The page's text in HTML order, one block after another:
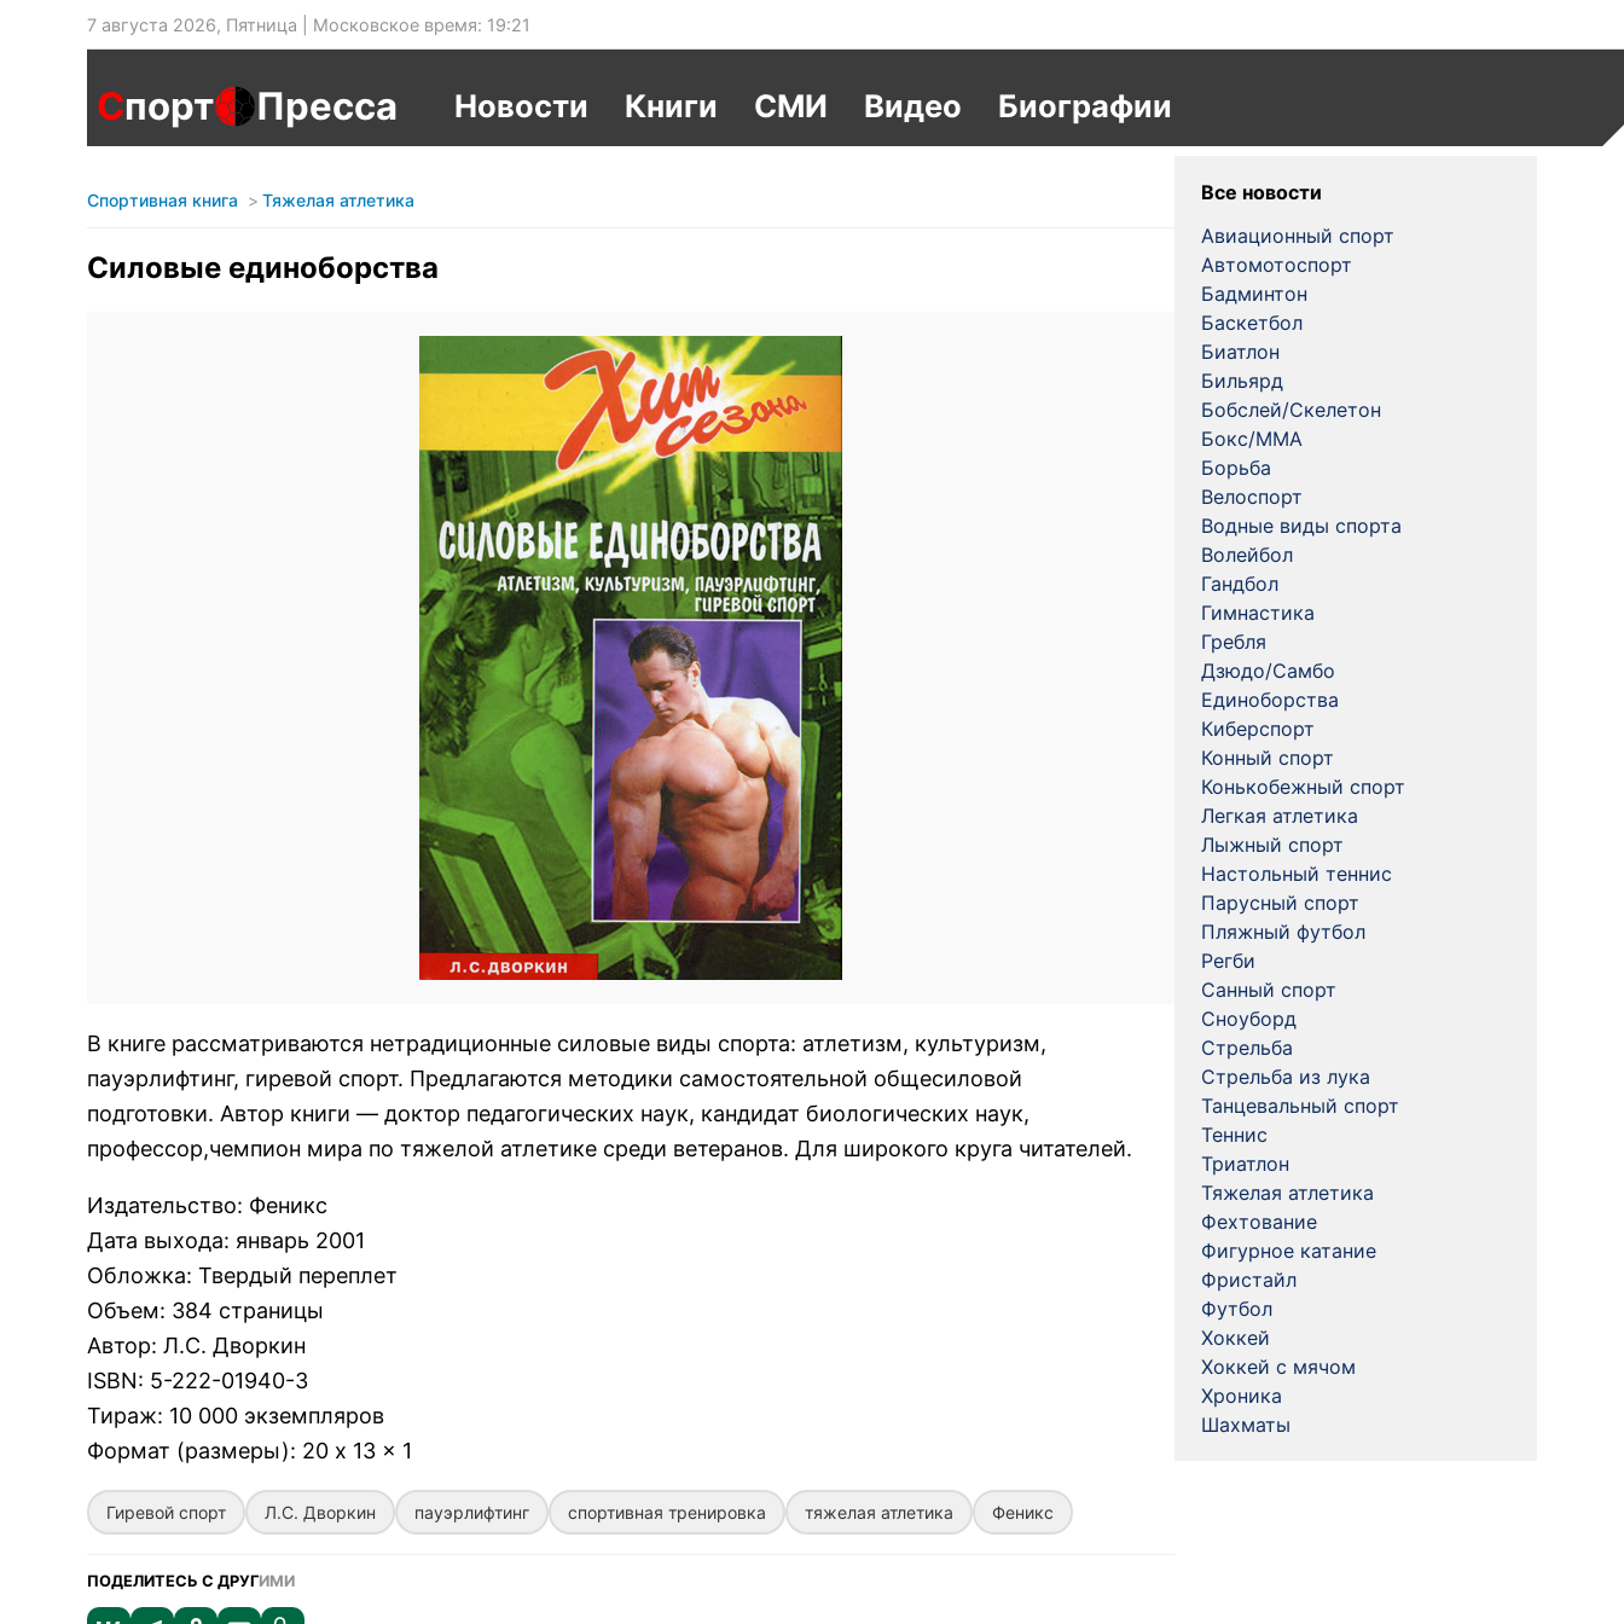
7 августа 2026, Пятница | Московское время: 19:21
Спорт Пресса Новости Книги СМИ Видео Биографии
Спортивная книга Тяжелая атлетика
Силовые единоборства
В книге рассматриваются нетрадиционные силовые виды спорта: атлетизм, культуризм,
пауэрлифтинг, гиревой спорт. Предлагаются методики самостоятельной общесиловой
подготовки. Автор книги — доктор педагогических наук, кандидат биологических наук,
профессор,чемпион мира по тяжелой атлетике среди ветеранов. Для широкого круга читателей.
Издательство: Феникс
Дата выхода: январь 2001
Обложка: Твердый переплет
Объем: 384 страницы
Автор: Л.С. Дворкин
ISBN: 5-222-01940-3
Тираж: 10 000 экземпляров
Формат (размеры): 20 x 13 x 1
Гиревой спорт Л.С. Дворкин пауэрлифтинг спортивная тренировка тяжелая атлетика Феникс
ПОДЕЛИТЕСЬ С ДРУГИМИ
Все новости
Авиационный спорт
Автомотоспорт
Бадминтон
Баскетбол
Биатлон
Бильярд
Бобслей/Скелетон
Бокс/MMA
Борьба
Велоспорт
Водные виды спорта
Волейбол
Гандбол
Гимнастика
Гребля
Дзюдо/Самбо
Единоборства
Киберспорт
Конный спорт
Конькобежный спорт
Легкая атлетика
Лыжный спорт
Настольный теннис
Парусный спорт
Пляжный футбол
Регби
Санный спорт
Сноуборд
Стрельба
Стрельба из лука
Танцевальный спорт
Теннис
Триатлон
Тяжелая атлетика
Фехтование
Фигурное катание
Фристайл
Футбол
Хоккей
Хоккей с мячом
Хроника
Шахматы